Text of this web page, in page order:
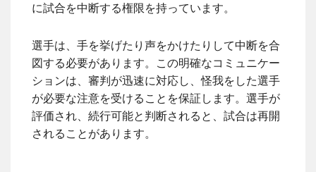
に試合を中断する権限を持っています。
選手は、手を挙げたり声をかけたりして中断を合
図する必要があります。この明確なコミュニケー
ションは、審判が迅速に対応し、怪我をした選手
が必要な注意を受けることを保証します。選手が
評価され、続行可能と判断されると、試合は再開
されることがあります。